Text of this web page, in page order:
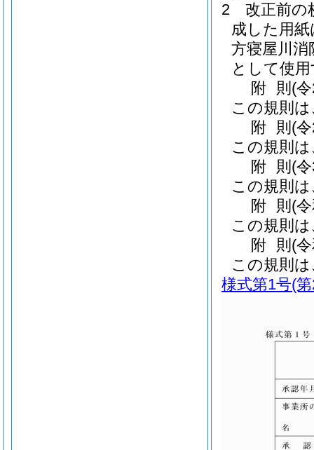
2
改正前の
成した用
方寝屋川消
として使
附 則 (
この規則
附 則 (
この規則
附 則 (
この規則
附 則 (
この規則
附 則 (
この規則
様式第1号(